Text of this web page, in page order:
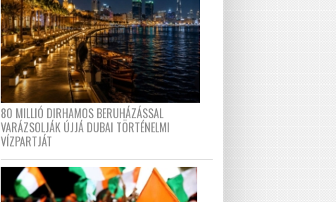
80 MILLIÓ DIRHAMOS BERUHÁZÁSSAL
VARÁZSOLJÁK ÚJJÁ DUBAI TÖRTÉNELMI
VÍZPARTJÁT